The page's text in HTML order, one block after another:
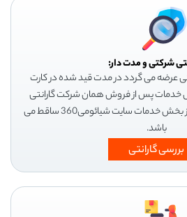
شرکتی و مدت دار:
عرضه می گردد در مدت قید شده در کارت
خدمات پس از فروش همان شرکت گارانتی
کننده بوده و مسئولیت آن از بخش خدمات سایت شیائومی360 ساقط می
باشد.
بررسی گارانتی